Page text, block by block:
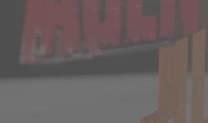
Les rendez-
Nos